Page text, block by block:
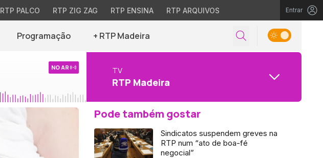
RTP PALCO RTP ZIG ZAG RTP ENSINA RTP ARQUIVOS Entrar
Programação + RTP Madeira
NO AR TV
RTP Madeira
Pode também gostar
Sindicatos suspendem greves na
RTP num “ato de boa-fé
negocial”